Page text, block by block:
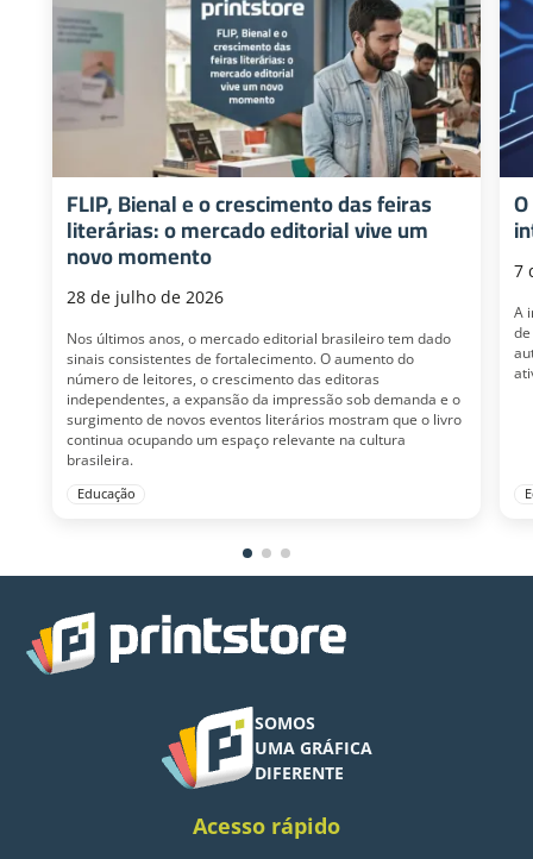
FLIP, Bienal e o crescimento das feiras
literárias: o mercado editorial vive um
novo momento
28 de julho de 2026
Nos últimos anos, o mercado editorial brasileiro tem dado
sinais consistentes de fortalecimento. O aumento do
número de leitores, o crescimento das editoras
independentes, a expansão da impressão sob demanda e o
surgimento de novos eventos literários mostram que o livro
continua ocupando um espaço relevante na cultura
brasileira.
Educação
7
A
SOMOS
UMA GRÁFICA
DIFERENTE
Acesso rápido